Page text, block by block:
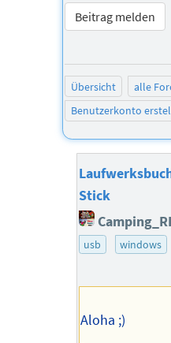
Beitrag melden
Übersicht alle
Benutzerkonto
Stick
usb
windows
Aloha ;)